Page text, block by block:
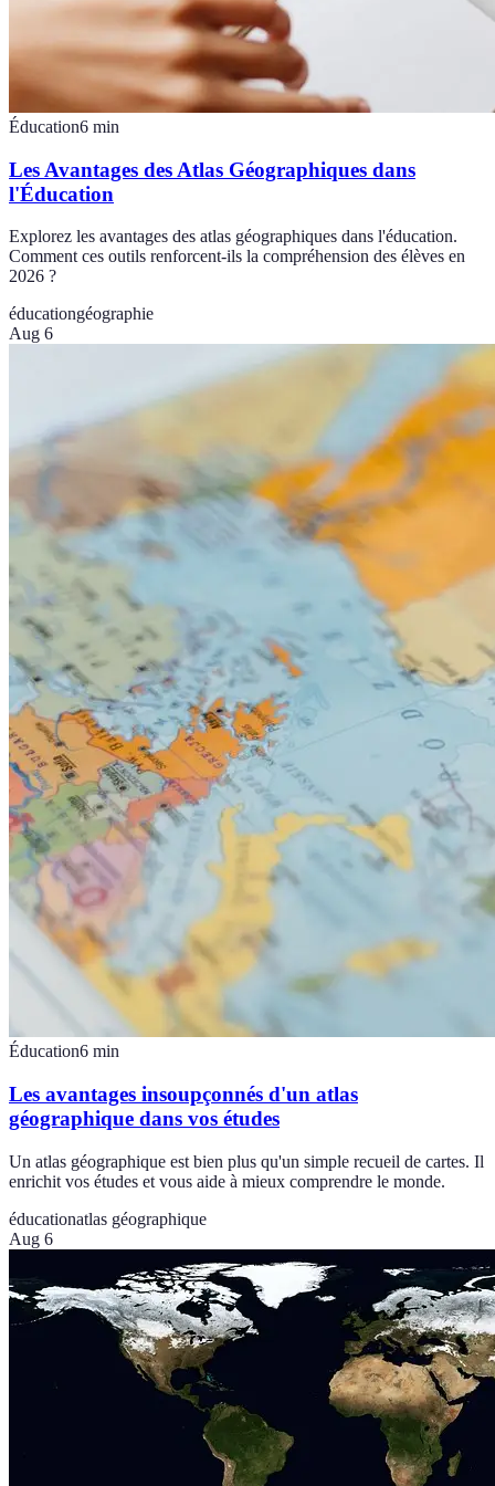
Éducation6 min
Les Avantages des Atlas Géographiques dans
l'Éducation
Explorez les avantages des atlas géographiques dans l'éducation.
Comment ces outils renforcent-ils la compréhension des élèves en
2026 ?
éducationgéographie
Aug 6
Éducation6 min
Les avantages insoupçonnés d'un atlas
géographique dans vos études
Un atlas géographique est bien plus qu'un simple recueil de cartes. Il
enrichit vos études et vous aide à mieux comprendre le monde.
éducationatlas géographique
Aug 6